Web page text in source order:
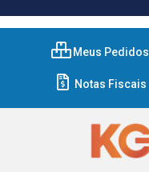
Meus Pedidos
Notas Fiscais